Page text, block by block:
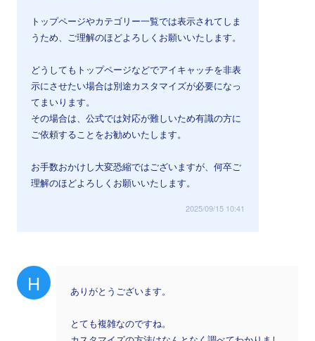
トップページやカテゴリー一覧では表示されてしま
うため、ご理解のほどよろしくお願いいたします。
どうしてもトップページなどでアイキャッチを非表
示にさせたい場合は別途カスタマイズが必要になっ
てまいります。
その場合は、公式では対応が難しいため有識の方に
ご依頼することをお勧めいたします。
お手数おかけし大変恐縮ではございますが、何卒ご
理解のほどよろしくお願いいたします。
2025/09/15 10:41
H ありがとうございます。
とても複雑なのですね。